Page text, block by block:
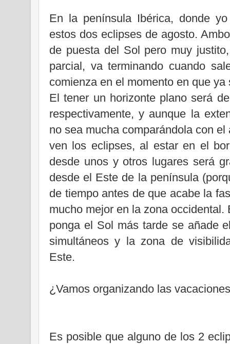
En la península Ibérica, donde
estos dos eclipses de agosto.
de puesta del Sol pero muy
parcial, va terminando cuando
comienza en el momento en que
El tener un horizonte plano será
respectivamente, y aunque la
no sea mucha comparándola con
ven los eclipses, al estar en el
desde unos y otros lugares será
desde el Este de la península
de tiempo antes de que acabe la
mucho mejor en la zona
ponga el Sol más tarde se añade
simultáneos y la zona de
Este.
¿Vamos organizando las
Es posible que alguno de los 2